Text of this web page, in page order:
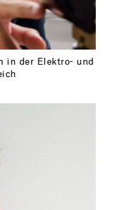
in der Elektro- und